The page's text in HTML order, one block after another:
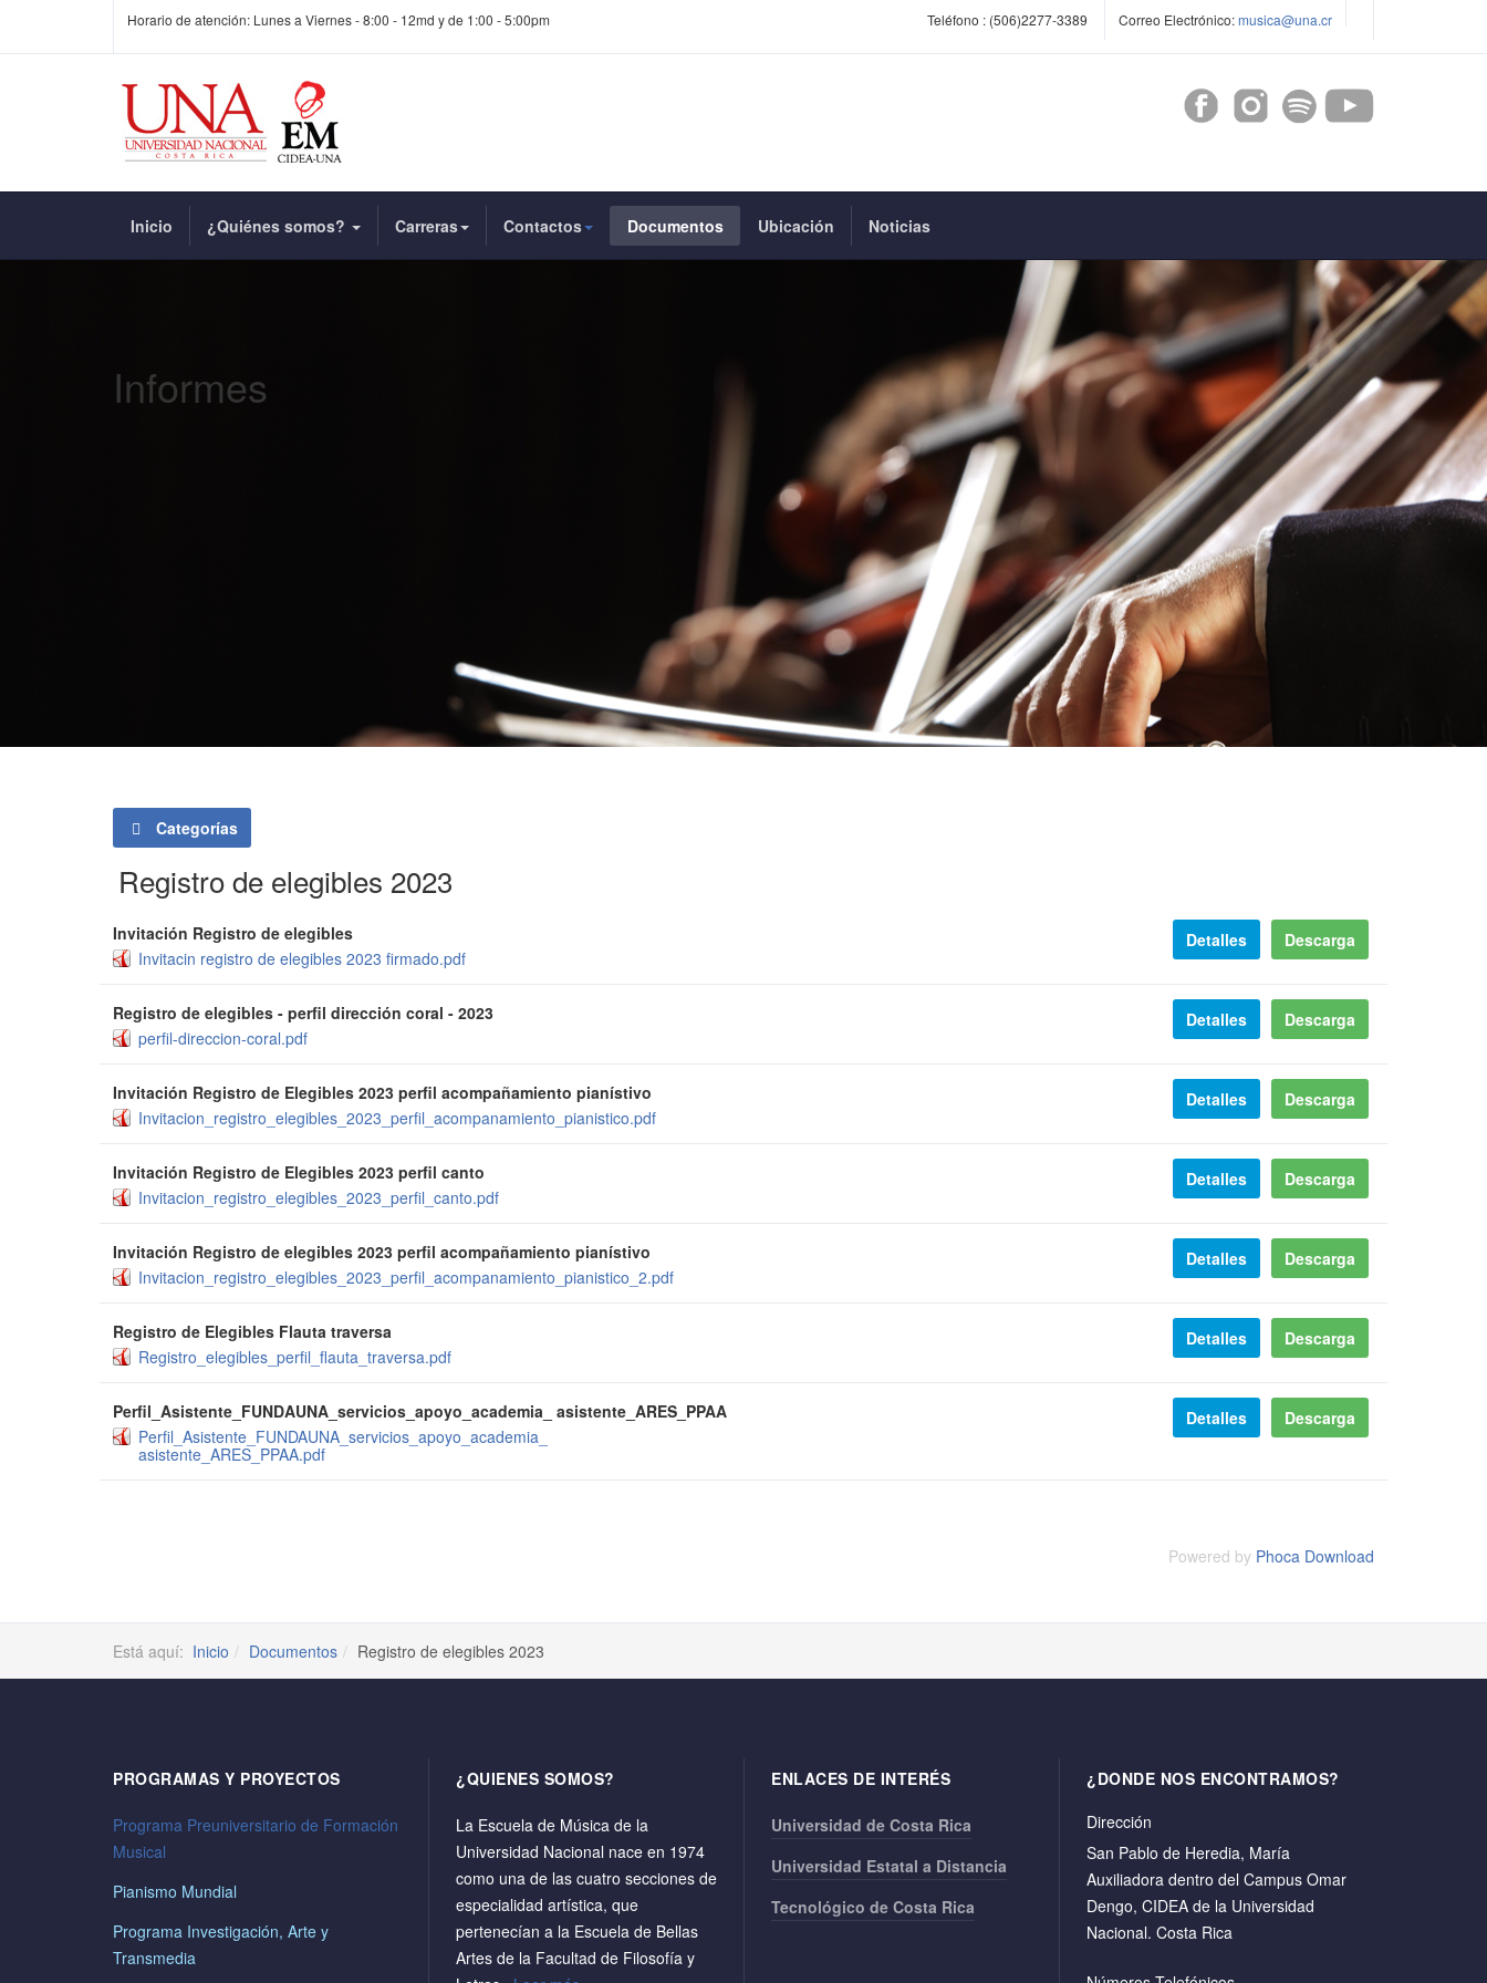
Horario de atención: Lunes a Viernes - 8:00 - 12md y de 1:00 - 5:00pm Teléfono : (506)2277-3389 Correo Electrónico:musica@una.cr
Inicio ¿Quiénes somos? Carreras Contactos Documentos Ubicación Noticias
Informes
Categorías
Registro de elegibles 2023
Invitación Registro de elegibles
Invitacin registro de elegibles 2023 firmado.pdf
Descarga
Detalles
Registro de elegibles - perfil dirección coral - 2023
perfil-direccion-coral.pdf
Descarga
Detalles
Invitación Registro de Elegibles 2023 perfil acompañamiento pianístivo
Invitacion_registro_elegibles_2023_perfil_acompanamiento_pianistico.pdf
Descarga
Detalles
Invitación Registro de Elegibles 2023 perfil canto
Invitacion_registro_elegibles_2023_perfil_canto.pdf
Descarga
Detalles
Invitación Registro de elegibles 2023 perfil acompañamiento pianístivo
Invitacion_registro_elegibles_2023_perfil_acompanamiento_pianistico_2.pdf
Descarga
Detalles
Registro de Elegibles Flauta traversa
Registro_elegibles_perfil_flauta_traversa.pdf
Descarga
Detalles
Perfil_Asistente_FUNDAUNA_servicios_apoyo_academia_ asistente_ARES_PPAA
Perfil_Asistente_FUNDAUNA_servicios_apoyo_academia_
asistente_ARES_PPAA.pdf
Descarga
Detalles
Powered by Phoca Download
Está aquí: Inicio Documentos Registro de elegibles 2023
PROGRAMAS Y PROYECTOS
Programa Preuniversitario de Formación
Musical
Pianismo Mundial
Programa Investigación, Arte y
Transmedia
¿QUIENES SOMOS?
La Escuela de Música de la
Universidad Nacional nace en 1974
como una de las cuatro secciones de
especialidad artística, que
pertenecían a la Escuela de Bellas
Artes de la Facultad de Filosofía y
ENLACES DE INTERÉS
Universidad de Costa Rica
Universidad Estatal a Distancia
Tecnológico de Costa Rica
¿DONDE NOS ENCONTRAMOS?
Dirección
San Pablo de Heredia, María
Auxiliadora dentro del Campus Omar
Dengo, CIDEA de la Universidad
Nacional. Costa Rica